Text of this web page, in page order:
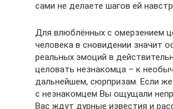
сами не делаете шагов ей
Для влюблённых с омерзением
человека в сновидении значит
реальных эмоций в
целовать незнакомца – к
дальнейшем, сюрпризам. Если
с незнакомцем Вы ощущали
Вас ждут дурные известия и